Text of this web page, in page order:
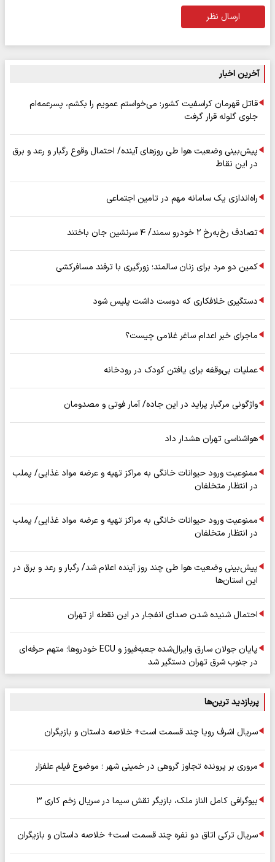
ارسال نظر
آخرین اخبار
قاتل قهرمان کراسفیت کشور: می‌خواستم عمویم را بکشم، پسرعمه‌ام
جلوی گلوله قرار گرفت
پیش‌بینی وضعیت هوا طی روزهای آینده/ احتمال وقوع رگبار و رعد و برق
در این نقاط
راه‌اندازی یک سامانه مهم در تامین اجتماعی
تصادف رخ‌به‌رخ ۲ خودرو سمند/ ۴ سرنشین جان باختند
کمین دو مرد برای زنان سالمند؛ زورگیری با ترفند مسافرکشی
دستگیری خلافکاری که دوست داشت پلیس شود
ماجرای خبر اعدام ساغر غلامی چیست؟
عملیات بی‌وقفه برای یافتن کودک در رودخانه
واژگونی مرگبار پراید در این جاده/ آمار فوتی و مصدومان
هواشناسی تهران هشدار داد
ممنوعیت ورود حیوانات خانگی به مراکز تهیه و عرضه مواد غذایی/ پملب
در انتظار متخلفان
ممنوعیت ورود حیوانات خانگی به مراکز تهیه و عرضه مواد غذایی/ پملب
در انتظار متخلفان
پیش‌بینی وضعیت هوا طی چند روز آینده اعلام شد/ رگبار و رعد و برق در
این استان‌ها
احتمال شنیده شدن صدای انفجار در این نقطه از تهران
پایان جولان سارق وایرال‌شده جعبه‌فیوز و ECU خودروها؛ متهم حرفه‌ای
در جنوب شرق تهران دستگیر شد
پربازدید ترین‌ها
سریال اشرف رویا چند قسمت است+ خلاصه داستان و بازیگران
مروری بر پرونده تجاوز گروهی در خمینی شهر ؛ موضوع فیلم علفزار
بیوگرافی کامل الناز ملک، بازیگر نقش سیما در سریال زخم کاری ۳
سریال ترکی اتاق دو نفره چند قسمت است+ خلاصه داستان و بازیگران